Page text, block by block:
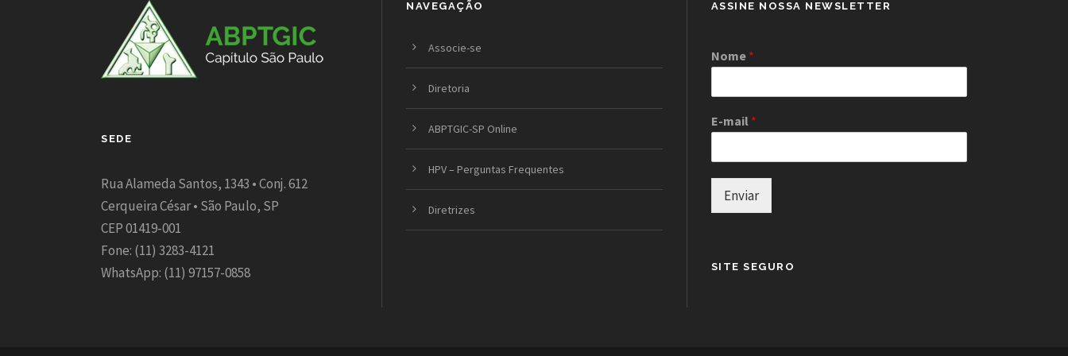
SEDE
Rua Alameda Santos, 1343 • Conj. 612
Cerqueira César • São Paulo, SP
CEP 01419-001
Fone: (11) 3283-4121
WhatsApp: (11) 97157-0858
NAVEGAÇÃO
Associe-se
Diretoria
ABPTGIC-SP Online
HPV – Perguntas Frequentes
Diretrizes
ASSINE NOSSA NEWSLETTER
Nome *
E-mail *
Enviar
SITE SEGURO